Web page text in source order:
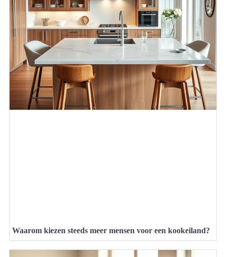
Waarom kiezen steeds meer mensen voor een kookeiland?